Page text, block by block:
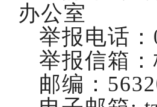
办公室
举报电话：
举报信箱
邮编：